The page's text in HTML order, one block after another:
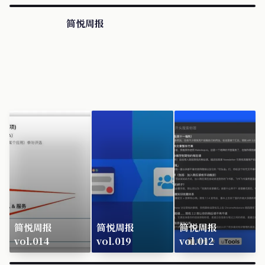
简悦周报
简悦周报
vol.014
简悦周报
vol.019
简悦周报
vol.012